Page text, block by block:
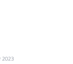
2023